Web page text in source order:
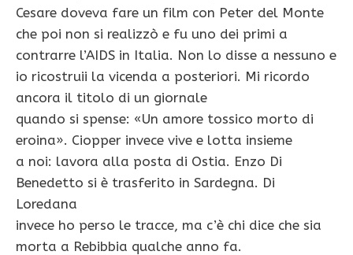
Cesare doveva fare un film con Peter del Monte
che poi non si realizzò e fu uno dei primi a
contrarre l’AIDS in Italia. Non lo disse a nessuno e
io ricostruii la vicenda a posteriori. Mi ricordo
ancora il titolo di un giornale
quando si spense: «Un amore tossico morto di
eroina». Ciopper invece vive e lotta insieme
a noi: lavora alla posta di Ostia. Enzo Di
Benedetto si è trasferito in Sardegna. Di
Loredana
invece ho perso le tracce, ma c’è chi dice che sia
morta a Rebibbia qualche anno fa.